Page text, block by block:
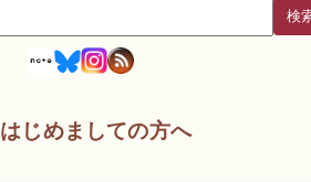
検
はじめましての方へ